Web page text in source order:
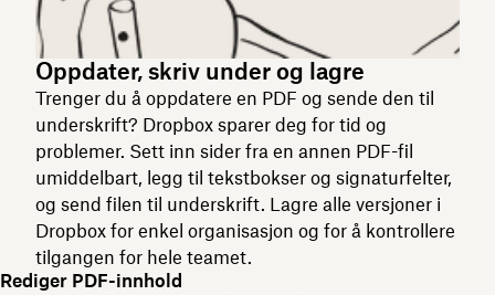
Oppdater, skriv under og lagre
Trenger du å oppdatere en PDF og sende den til
underskrift? Dropbox sparer deg for tid og
problemer. Sett inn sider fra en annen PDF-fil
umiddelbart, legg til tekstbokser og signaturfelter,
og send filen til underskrift. Lagre alle versjoner i
Dropbox for enkel organisasjon og for å kontrollere
tilgangen for hele teamet.
Rediger PDF-innhold